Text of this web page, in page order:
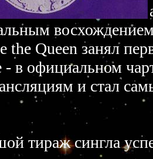
the Queen занял
- в официальном
и стал
тираж сингла